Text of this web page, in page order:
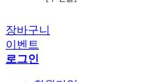
장바구니
이벤트
로그인